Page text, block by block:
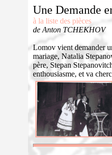
Une Demande
à la liste des pièces
de Anton TCHEKHOV
Lomov vient demander
mariage, Natalia
père, Stepan
enthousiasme, et va